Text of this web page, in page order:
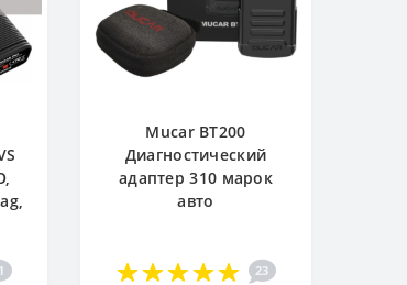
Mucar BT200
Диагностический
адаптер 310 марок
авто
23